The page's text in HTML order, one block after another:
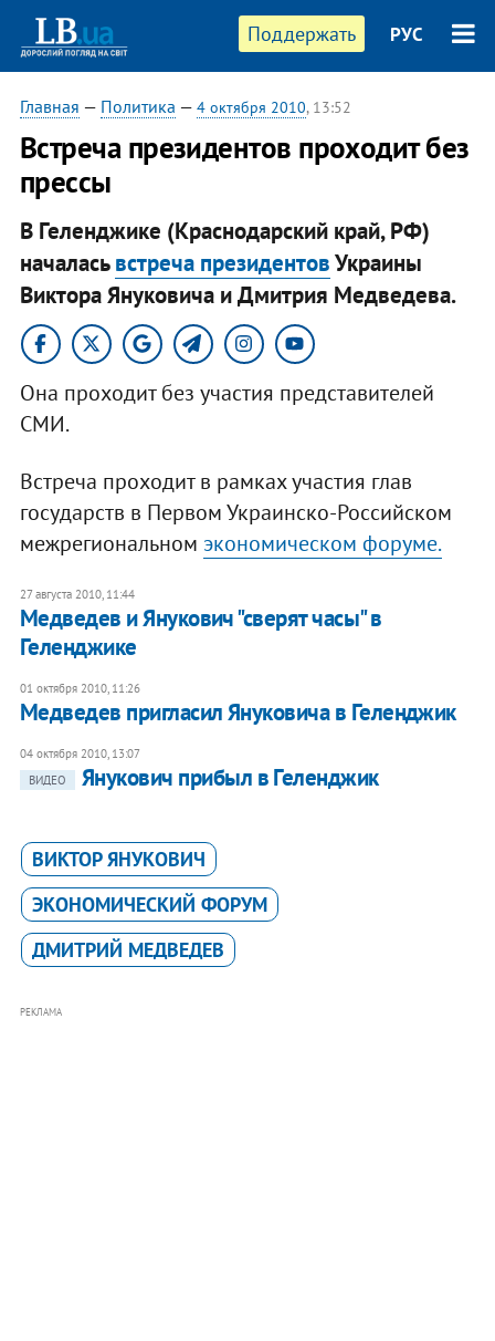
Поддержать РУС
Главная — Политика — 4 октября 2010, 13:52
Встреча президентов проходит без
прессы
В Геленджике (Краснодарский край, РФ)
началасьвстреча президентовУкраины
Виктора Януковича и Дмитрия Медведева.
Она проходит без участия представителей
СМИ.
Встреча проходит в рамках участия глав
государств в Первом Украинско-Российском
межрегиональном экономическом форуме.
27 августа 2010, 11:44
Медведев и Янукович "сверят часы" в
Геленджике
01 октября 2010, 11:26
Медведев пригласил Януковича в Геленджик
04 октября 2010, 13:07
ВИДЕО
Янукович прибыл в Геленджик
ВИКТОР ЯНУКОВИЧ
ЭКОНОМИЧЕСКИЙ ФОРУМ
ДМИТРИЙ МЕДВЕДЕВ
РЕКЛАМА